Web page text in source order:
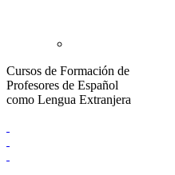
Cursos de Formación de
Profesores de Español
como Lengua Extranjera